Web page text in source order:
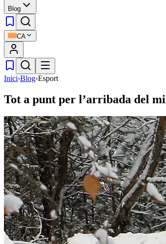
Blog
CA
Inici›Blog›Esport
Tot a punt per l’arribada del